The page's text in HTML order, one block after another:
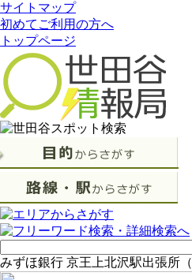
サイトマップ
初めてご利用の方へ
トップページ
みずほ銀行 京王上北沢駅出張所（